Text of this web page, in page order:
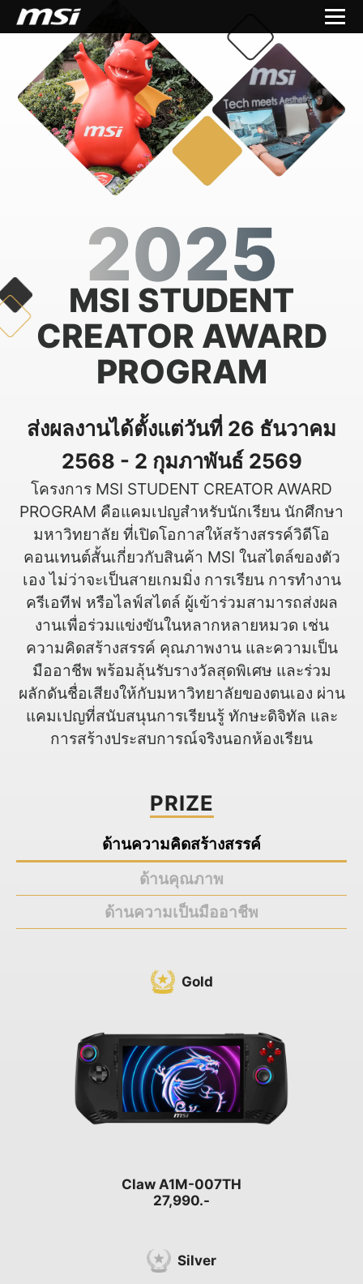
2025
MSI STUDENT
CREATOR AWARD
PROGRAM
ส่งผลงานได้ตั้งแต่วันที่ 26 ธันวาคม
2568 - 2 กุมภาพันธ์ 2569
โครงการ MSI STUDENT CREATOR AWARD
PROGRAM คือแคมเปญสำหรับนักเรียน นักศึกษา
มหาวิทยาลัย ที่เปิดโอกาสให้สร้างสรรค์วิดีโอ
คอนเทนต์สั้นเกี่ยวกับสินค้า MSI ในสไตล์ของตัว
เอง ไม่ว่าจะเป็นสายเกมมิ่ง การเรียน การทำงาน
ครีเอทีฟ หรือไลฟ์สไตล์ ผู้เข้าร่วมสามารถส่งผล
งานเพื่อร่วมแข่งขันในหลากหลายหมวด เช่น
ความคิดสร้างสรรค์ คุณภาพงาน และความเป็น
มืออาชีพ พร้อมลุ้นรับรางวัลสุดพิเศษ และร่วม
ผลักดันชื่อเสียงให้กับมหาวิทยาลัยของตนเอง ผ่าน
แคมเปญที่สนับสนุนการเรียนรู้ ทักษะดิจิทัล และ
การสร้างประสบการณ์จริงนอกห้องเรียน
PRIZE
ด้านความคิดสร้างสรรค์
ด้านคุณภาพ
ด้านความเป็นมืออาชีพ
Gold
Claw A1M-007TH
27,990.-
Silver